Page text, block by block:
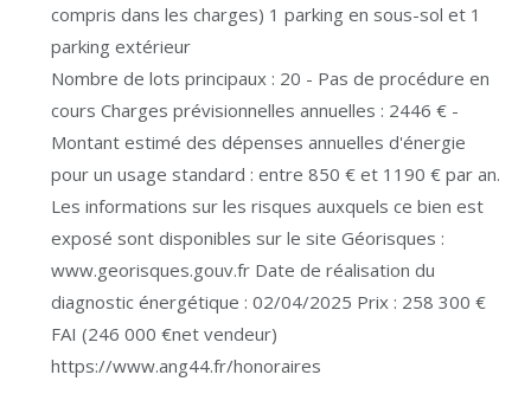
compris dans les charges) 1 parking en sous-sol et 1
parking extérieur
Nombre de lots principaux : 20 - Pas de procédure en
cours Charges prévisionnelles annuelles : 2446 € -
Montant estimé des dépenses annuelles d'énergie
pour un usage standard : entre 850 € et 1190 € par an.
Les informations sur les risques auxquels ce bien est
exposé sont disponibles sur le site Géorisques :
www.georisques.gouv.fr Date de réalisation du
diagnostic énergétique : 02/04/2025 Prix : 258 300 €
FAI (246 000 €net vendeur)
https://www.ang44.fr/honoraires